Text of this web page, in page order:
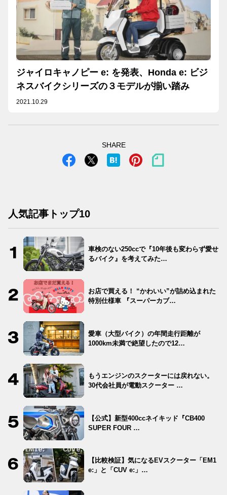
ジャイロキャノピー e: を発表、Honda e: ビジ
ネスバイクシリーズの３モデルが揃い踏み
2021.10.29
SHARE
人気記事トップ10
車検のない250ccで『10年後も変わらず愛せ
るバイク』を考えてみた…
お店で買える！ “かわいい”が詰め込まれた
特別仕様車 『スーパーカブ…
愛車（大型バイク）の年間走行距離が
1000km未満で絶望したので12…
もうエンジンのスクーターには戻れない。
30代会社員が電動スクーター …
【公式】新型400ccネイキッド『CB400
SUPER FOUR …
【比較検証】気になるEVスクーター「EM1
e:」と「CUV e:」…